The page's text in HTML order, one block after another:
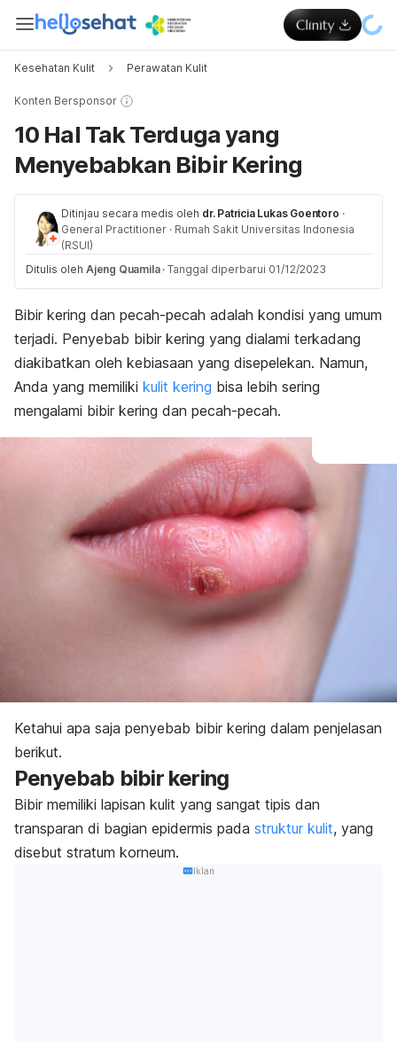
Kesehatan Kulit Perawatan Kulit
Konten Bersponsor
10 Hal Tak Terduga yang
Menyebabkan Bibir Kering
Ditinjau secara medis oleh dr. Patricia Lukas Goentoro ·
General Practitioner · Rumah Sakit Universitas Indonesia
(RSUI)
Ditulis oleh Ajeng Quamila · Tanggal diperbarui 01/12/2023
Bibir kering dan pecah-pecah adalah kondisi yang umum
terjadi. Penyebab bibir kering yang dialami terkadang
diakibatkan oleh kebiasaan yang disepelekan. Namun,
Anda yang memiliki kulit kering bisa lebih sering
mengalami bibir kering dan pecah-pecah.
Ketahui apa saja penyebab bibir kering dalam penjelasan
berikut.
Penyebab bibir kering
Bibir memiliki lapisan kulit yang sangat tipis dan
transparan di bagian epidermis pada struktur kulit, yang
disebut stratum korneum.
Iklan